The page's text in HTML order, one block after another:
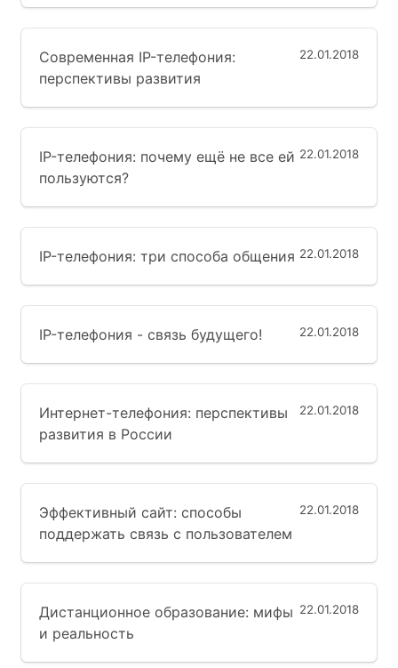
22.01.2018
Современная IP-телефония:
перспективы развития
22.01.2018
IP-телефония: почему ещё не все ей
пользуются?
22.01.2018
IP-телефония: три способа общения
22.01.2018
IP-телефония - связь будущего!
22.01.2018
Интернет-телефония: перспективы
развития в России
22.01.2018
Эффективный сайт: способы
поддержать связь с пользователем
22.01.2018
Дистанционное образование: мифы
и реальность